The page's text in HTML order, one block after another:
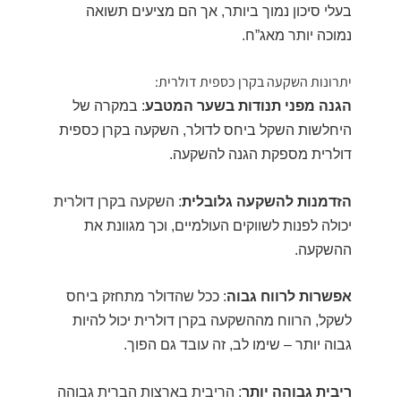
בעלי סיכון נמוך ביותר, אך הם מציעים תשואה
נמוכה יותר מאג”ח.
יתרונות השקעה בקרן כספית דולרית:
הגנה מפני תנודות בשער המטבע: במקרה של
היחלשות השקל ביחס לדולר, השקעה בקרן כספית
דולרית מספקת הגנה להשקעה.
הזדמנות להשקעה גלובלית: השקעה בקרן דולרית
יכולה לפנות לשווקים העולמיים, וכך מגוונת את
ההשקעה.
אפשרות לרווח גבוה: ככל שהדולר מתחזק ביחס
לשקל, הרווח מההשקעה בקרן דולרית יכול להיות
גבוה יותר – שימו לב, זה עובד גם הפוך.
ריבית גבוהה יותר: הריבית בארצות הברית גבוהה